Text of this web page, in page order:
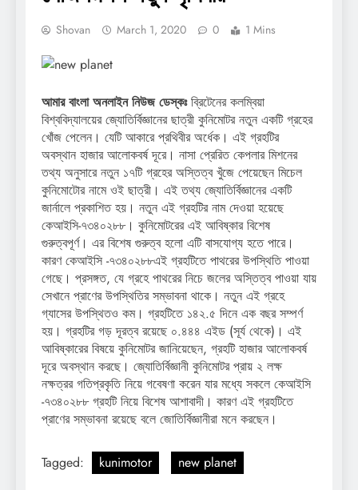
Shovan March 1, 2020 0 1 Mins
আমার বাংলা অনলাইন নিউজ ডেস্কঃব্রিটেনের কলম্বিয়া
বিশ্ববিদ্যালয়ের জ্যোতির্বিজ্ঞানের ছাত্রী কুনিমোটর নতুন একটি গ্রহের
খোঁজ পেলেন। যেটি আকারে প্রথিবীর অর্ধেক। এই গ্রহটির
অবস্থান হাজার আলোকবর্ষ দূরে। নাসা প্রেরিত কেপলার মিশনের
তথ্য অনুসারে নতুন ১৭টি গ্রহের অস্তিত্ব খুঁজে পেয়েছেন মিচেল
কুনিমোটোর নামে ওই ছাত্রী। এই তথ্য জ্যোতির্বিজ্ঞানের একটি
জার্নালে প্রকাশিত হয়। নতুন এই গ্রহটির নাম দেওয়া হয়েছে
কেআইসি-৭৩৪০২৮৮। কুনিমোটরের এই আবিষ্কার বিশেষ
গুরুত্বপূর্ণ। এর বিশেষ গুরুত্ব হলো এটি বাসযোগ্য হতে পারে।
কারণ কেআইসি -৭৩৪০২৮৮এই গ্রহটিতে পাথরের উপস্থিতি পাওয়া
গেছে। প্রসঙ্গত, যে গ্রহে পাথরের নিচে জলের অস্তিত্ব পাওয়া যায়
সেখানে প্রাণের উপস্থিতির সম্ভাবনা থাকে। নতুন এই গ্রহে
গ্যাসের উপস্থিতও কম। গ্রহটিতে ১৪২.৫ দিনে এক বছর সম্পর্ণ
হয়। গ্রহটির গড় দূরত্ব রয়েছে ০.৪৪৪ এইড (সূর্য থেকে)। এই
আবিষ্কারের বিষয়ে কুনিমোটর জানিয়েছেন, গ্রহটি হাজার আলোকবর্ষ
দূরে অবস্থান করছে। জ্যোতির্বিজ্ঞানী কুনিমোটর প্রায় ২ লক্ষ
নক্ষত্রর গতিপ্রকৃতি নিয়ে গবেষণা করেন যার মধ্যে সকলে কেআইসি
-৭৩৪০২৮৮ গ্রহটি নিয়ে বিশেষ আশাবাদী। কারণ এই গ্রহটিতে
প্রাণের সম্ভাবনা রয়েছে বলে জোতির্বিজ্ঞানীরা মনে করছেন।
Tagged: kunimotor new planet